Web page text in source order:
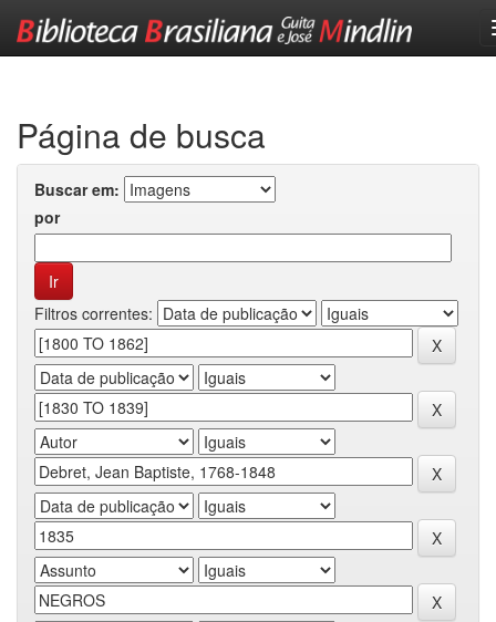
Página de busca
Buscar em:
por
Filtros correntes: